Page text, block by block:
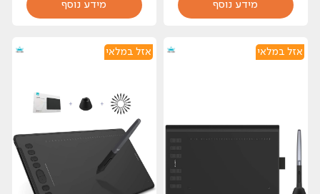
מידע נוסף מידע נוסף
אזל במלאי אזל במלאי